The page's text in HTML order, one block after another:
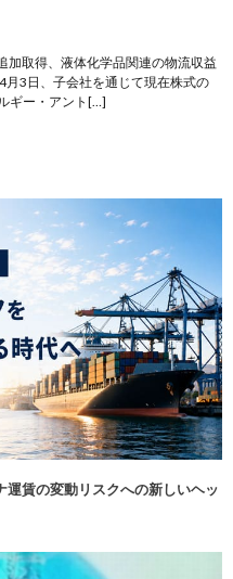
加取得、液体化学品関連の物流収益
月3日、子会社を通じて現在株式の
ギー・アント[…]
賃の変動リスクへの新しいヘッ